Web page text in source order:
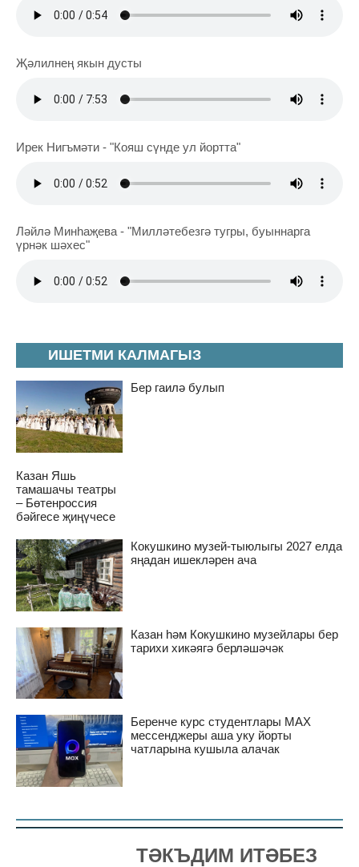
ИШЕТМИ КАЛМАГЫЗ
Бер гаилә булып
Казан Яшь
тамашачы театры
– Бөтенроссия
бәйгесе җиңүчесе
Кокушкино музей-тыюлыгы 2027 елда
яңадан ишекләрен ача
Казан һәм Кокушкино музейлары бер
тарихи хикәягә берләшәчәк
Беренче курс студентлары MAX
мессенджеры аша уку йорты
чатларына кушыла алачак
Җәлилнең якын дусты
Ирек Нигъмәти - "Кояш сүнде ул йортта"
Ләйлә Минһаҗева - "Милләтебезгә тугры, буыннарга
үрнәк шәхес"
ТӘКЪДИМ ИТӘБЕЗ